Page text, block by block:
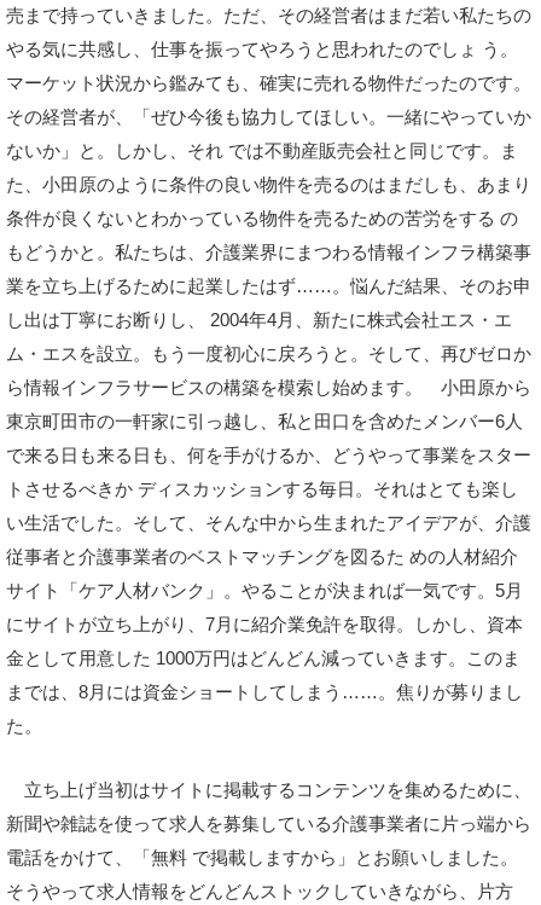
売まで持っていきました。ただ、その経営者はまだ若い私たちの
やる気に共感し、仕事を振ってやろうと思われたのでしょ う。
マーケット状況から鑑みても、確実に売れる物件だったのです。
その経営者が、「ぜひ今後も協力してほしい。一緒にやっていか
ないか」と。しかし、それ では不動産販売会社と同じです。ま
た、小田原のように条件の良い物件を売るのはまだしも、あまり
条件が良くないとわかっている物件を売るための苦労をする の
もどうかと。私たちは、介護業界にまつわる情報インフラ構築事
業を立ち上げるために起業したはず……。悩んだ結果、そのお申
し出は丁寧にお断りし、 2004年4月、新たに株式会社エス・エ
ム・エスを設立。もう一度初心に戻ろうと。そして、再びゼロか
ら情報インフラサービスの構築を模索し始めます。 小田原から
東京町田市の一軒家に引っ越し、私と田口を含めたメンバー6人
で来る日も来る日も、何を手がけるか、どうやって事業をスター
トさせるべきか ディスカッションする毎日。それはとても楽し
い生活でした。そして、そんな中から生まれたアイデアが、介護
従事者と介護事業者のベストマッチングを図るた めの人材紹介
サイト「ケア人材バンク」。やることが決まれば一気です。5月
にサイトが立ち上がり、7月に紹介業免許を取得。しかし、資本
金として用意した 1000万円はどんどん減っていきます。このま
までは、8月には資金ショートしてしまう……。焦りが募りまし
た。
立ち上げ当初はサイトに掲載するコンテンツを集めるために、
新聞や雑誌を使って求人を募集している介護事業者に片っ端から
電話をかけて、「無料 で掲載しますから」とお願いしました。
そうやって求人情報をどんどんストックしていきながら、片方